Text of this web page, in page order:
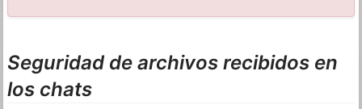
Seguridad de archivos recibidos en
los chats